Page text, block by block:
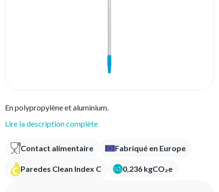
En polypropylène et aluminium.
Lire la description complète
Contact alimentaire Fabriqué en Europe
Paredes Clean Index C 0,236 kgCO₂e